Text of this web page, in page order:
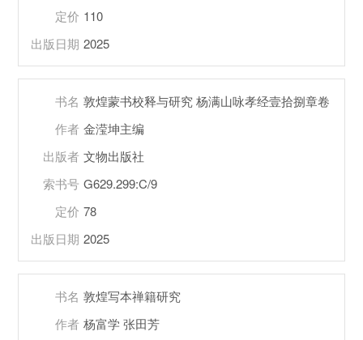
定价 110
出版日期 2025
书名 敦煌蒙书校释与研究 杨满山咏孝经壹拾捌章卷
作者 金滢坤主编
出版者 文物出版社
索书号 G629.299:C/9
定价 78
出版日期 2025
书名 敦煌写本禅籍研究
作者 杨富学 张田芳